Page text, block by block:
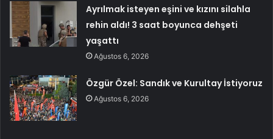
Ayrılmak isteyen eşini ve kızını silahla
rehin aldı! 3 saat boyunca dehşeti
yaşattı
Ağustos 6, 2026
Özgür Özel: Sandık ve Kurultay İstiyoruz
Ağustos 6, 2026